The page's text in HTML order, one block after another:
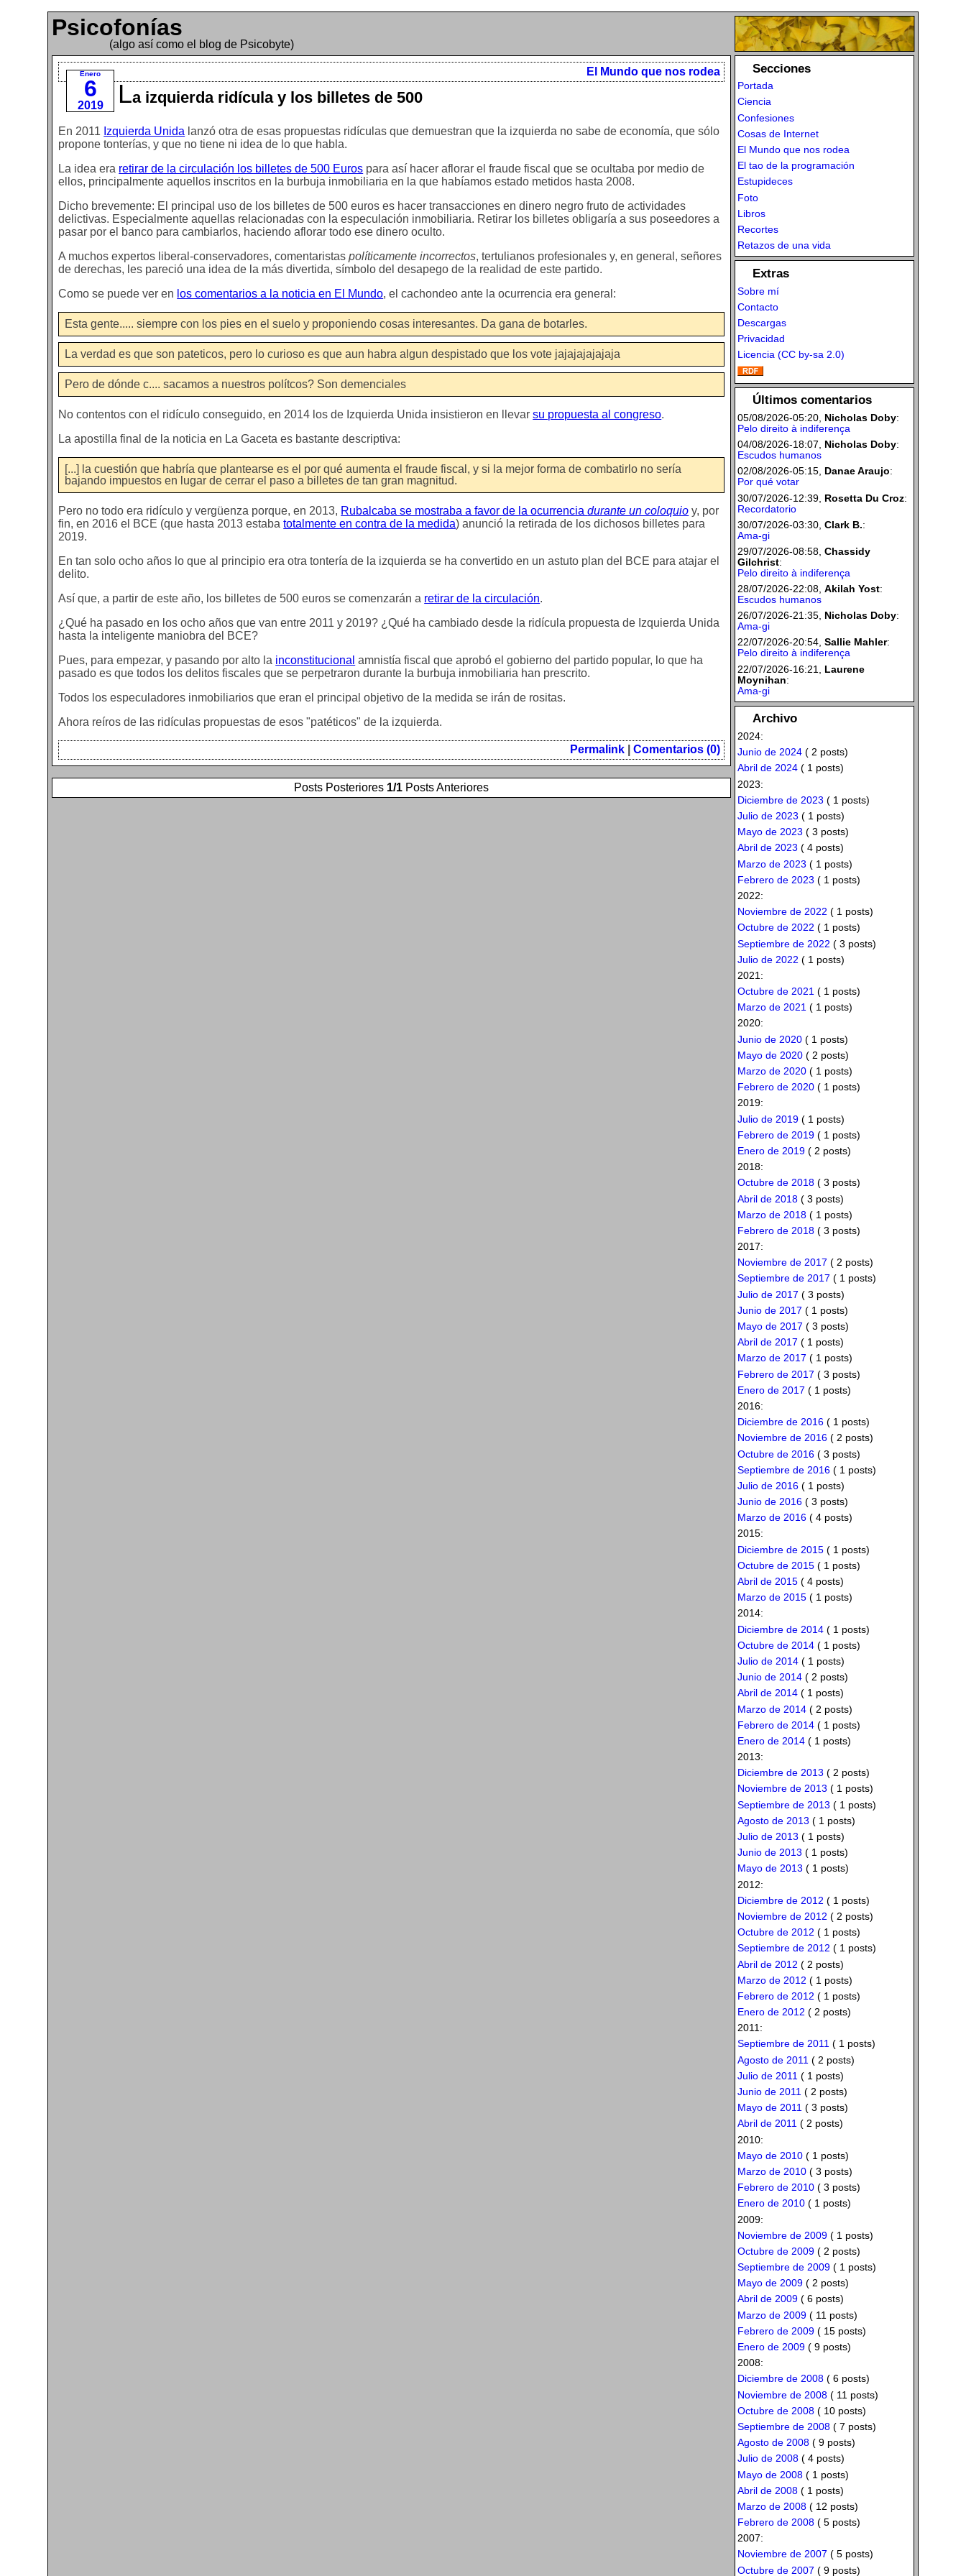
Psicofonías
(algo así como el blog de Psicobyte)
Enero
6
2019
El Mundo que nos rodea
La izquierda ridícula y los billetes de 500
En 2011 Izquierda Unida lanzó otra de esas propuestas ridículas que demuestran que la izquierda no sabe de economía, que sólo
propone tonterías, y que no tiene ni idea de lo que habla.
La idea era retirar de la circulación los billetes de 500 Euros para así hacer aflorar el fraude fiscal que se ocultaba por medio de
ellos, principalmente aquellos inscritos en la burbuja inmobiliaria en la que habíamos estado metidos hasta 2008.
Dicho brevemente: El principal uso de los billetes de 500 euros es hacer transacciones en dinero negro fruto de actividades
delictivas. Especialmente aquellas relacionadas con la especulación inmobiliaria. Retirar los billetes obligaría a sus poseedores a
pasar por el banco para cambiarlos, haciendo aflorar todo ese dinero oculto.
A muchos expertos liberal-conservadores, comentaristaspolíticamente incorrectos, tertulianos profesionales y, en general, señores
de derechas, les pareció una idea de la más divertida, símbolo del desapego de la realidad de este partido.
Como se puede ver en los comentarios a la noticia en El Mundo, el cachondeo ante la ocurrencia era general:
Esta gente..... siempre con los pies en el suelo y proponiendo cosas interesantes. Da gana de botarles.
La verdad es que son pateticos, pero lo curioso es que aun habra algun despistado que los vote jajajajajajaja
Pero de dónde c.... sacamos a nuestros polítcos? Son demenciales
No contentos con el ridículo conseguido, en 2014 los de Izquierda Unida insistieron en llevarsu propuesta al congreso.
La apostilla final de la noticia en La Gaceta es bastante descriptiva:
[...] la cuestión que habría que plantearse es el por qué aumenta el fraude fiscal, y si la mejor forma de combatirlo no sería
bajando impuestos en lugar de cerrar el paso a billetes de tan gran magnitud.
Pero no todo era ridículo y vergüenza porque, en 2013, Rubalcaba se mostraba a favor de la ocurrenciadurante un coloquio y, por
fin, en 2016 el BCE (que hasta 2013 estabatotalmente en contra de la medida) anunció la retirada de los dichosos billetes para
2019.
En tan solo ocho años lo que al principio era otra tontería de la izquierda se ha convertido en un astuto plan del BCE para atajar el
delito.
Así que, a partir de este año, los billetes de 500 euros se comenzarán a retirar de la circulación.
¿Qué ha pasado en los ocho años que van entre 2011 y 2019? ¿Qué ha cambiado desde la ridícula propuesta de Izquierda Unida
hasta la inteligente maniobra del BCE?
Pues, para empezar, y pasando por alto la inconstitucional amnistía fiscal que aprobó el gobierno del partido popular, lo que ha
pasado es que todos los delitos fiscales que se perpetraron durante la burbuja inmobiliaria han prescrito.
Todos los especuladores inmobiliarios que eran el principal objetivo de la medida se irán de rositas.
Ahora reíros de las ridículas propuestas de esos "patéticos" de la izquierda.
Permalink Comentarios (0)
Posts Posteriores 1/1 Posts Anteriores
Secciones
Portada
Ciencia
Confesiones
Cosas de Internet
El Mundo que nos rodea
El tao de la programación
Estupideces
Foto
Libros
Recortes
Retazos de una vida
Extras
Sobre mí
Contacto
Descargas
Privacidad
Licencia (CC by-sa 2.0)
Últimos comentarios
05/08/2026-05:20, Nicholas Doby:
Pelo direito à indiferença
04/08/2026-18:07, Nicholas Doby:
Escudos humanos
02/08/2026-05:15, Danae Araujo:
Por qué votar
30/07/2026-12:39, Rosetta Du Croz:
Recordatorio
30/07/2026-03:30, Clark B.:
Ama-gi
29/07/2026-08:58, Chassidy
Gilchrist:
Pelo direito à indiferença
28/07/2026-22:08, Akilah Yost:
Escudos humanos
26/07/2026-21:35, Nicholas Doby:
Ama-gi
22/07/2026-20:54, Sallie Mahler:
Pelo direito à indiferença
22/07/2026-16:21, Laurene
Moynihan:
Ama-gi
Archivo
2024:
Junio de 2024( 2 posts)
Abril de 2024( 1 posts)
2023:
Diciembre de 2023 ( 1 posts)
Julio de 2023 ( 1 posts)
Mayo de 2023 ( 3 posts)
Abril de 2023 ( 4 posts)
Marzo de 2023 ( 1 posts)
Febrero de 2023 ( 1 posts)
2022:
Noviembre de 2022 ( 1 posts)
Octubre de 2022 ( 1 posts)
Septiembre de 2022 ( 3 posts)
Julio de 2022 ( 1 posts)
2021:
Octubre de 2021 ( 1 posts)
Marzo de 2021( 1 posts)
2020:
Junio de 2020( 1 posts)
Mayo de 2020( 2 posts)
Marzo de 2020( 1 posts)
Febrero de 2020( 1 posts)
2019:
Julio de 2019( 1 posts)
Febrero de 2019( 1 posts)
Enero de 2019( 2 posts)
2018:
Octubre de 2018( 3 posts)
Abril de 2018( 3 posts)
Marzo de 2018( 1 posts)
Febrero de 2018( 3 posts)
2017:
Noviembre de 2017 ( 2 posts)
Septiembre de 2017 ( 1 posts)
Julio de 2017 ( 3 posts)
Junio de 2017 ( 1 posts)
Mayo de 2017 ( 3 posts)
Abril de 2017 ( 1 posts)
Marzo de 2017 ( 1 posts)
Febrero de 2017 ( 3 posts)
Enero de 2017 ( 1 posts)
2016:
Diciembre de 2016( 1 posts)
Noviembre de 2016( 2 posts)
Octubre de 2016( 3 posts)
Septiembre de 2016( 1 posts)
Julio de 2016( 1 posts)
Junio de 2016( 3 posts)
Marzo de 2016( 4 posts)
2015:
Diciembre de 2015( 1 posts)
Octubre de 2015( 1 posts)
Abril de 2015( 4 posts)
Marzo de 2015( 1 posts)
2014:
Diciembre de 2014( 1 posts)
Octubre de 2014( 1 posts)
Julio de 2014( 1 posts)
Junio de 2014( 2 posts)
Abril de 2014( 1 posts)
Marzo de 2014( 2 posts)
Febrero de 2014( 1 posts)
Enero de 2014( 1 posts)
2013:
Diciembre de 2013 ( 2 posts)
Noviembre de 2013 ( 1 posts)
Septiembre de 2013 ( 1 posts)
Agosto de 2013 ( 1 posts)
Julio de 2013 ( 1 posts)
Junio de 2013 ( 1 posts)
Mayo de 2013 ( 1 posts)
2012:
Diciembre de 2012 ( 1 posts)
Noviembre de 2012 ( 2 posts)
Octubre de 2012 ( 1 posts)
Septiembre de 2012 ( 1 posts)
Abril de 2012 ( 2 posts)
Marzo de 2012 ( 1 posts)
Febrero de 2012 ( 1 posts)
Enero de 2012 ( 2 posts)
2011:
Septiembre de 2011( 1 posts)
Agosto de 2011 ( 2 posts)
Julio de 2011 ( 1 posts)
Junio de 2011 ( 2 posts)
Mayo de 2011 ( 3 posts)
Abril de 2011( 2 posts)
2010:
Mayo de 2010( 1 posts)
Marzo de 2010( 3 posts)
Febrero de 2010( 3 posts)
Enero de 2010( 1 posts)
2009:
Noviembre de 2009( 1 posts)
Octubre de 2009( 2 posts)
Septiembre de 2009( 1 posts)
Mayo de 2009( 2 posts)
Abril de 2009( 6 posts)
Marzo de 2009( 11 posts)
Febrero de 2009( 15 posts)
Enero de 2009( 9 posts)
2008:
Diciembre de 2008( 6 posts)
Noviembre de 2008( 11 posts)
Octubre de 2008( 10 posts)
Septiembre de 2008( 7 posts)
Agosto de 2008( 9 posts)
Julio de 2008( 4 posts)
Mayo de 2008( 1 posts)
Abril de 2008( 1 posts)
Marzo de 2008( 12 posts)
Febrero de 2008( 5 posts)
2007:
Noviembre de 2007 ( 5 posts)
Octubre de 2007 ( 9 posts)